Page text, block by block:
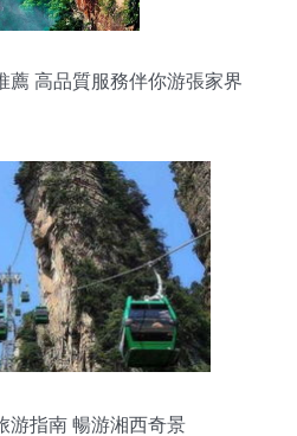
薦 高品質服務伴你游張家界
游指南 暢游湘西奇景